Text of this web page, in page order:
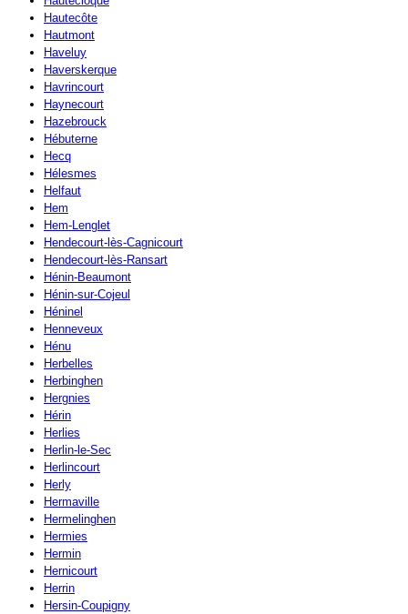
Hautecôte
Hautmont
Haveluy
Haverskerque
Havrincourt
Haynecourt
Hazebrouck
Hébuterne
Hecq
Hélesmes
Helfaut
Hem
Hem-Lenglet
Hendecourt-lès-Cagnicourt
Hendecourt-lès-Ransart
Hénin-Beaumont
Hénin-sur-Cojeul
Héninel
Henneveux
Hénu
Herbelles
Herbinghen
Hergnies
Hérin
Herlies
Herlin-le-Sec
Herlincourt
Herly
Hermaville
Hermelinghen
Hermies
Hermin
Hernicourt
Herrin
Hersin-Coupigny